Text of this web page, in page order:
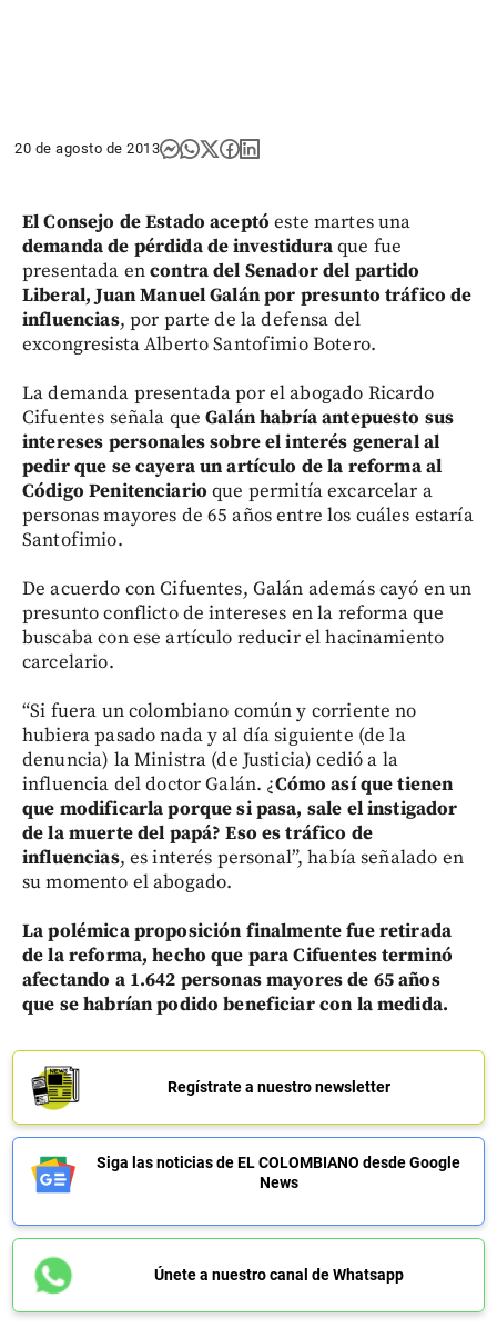
20 de agosto de 2013
El Consejo de Estado aceptó este martes una
demanda de pérdida de investiduraque fue
presentada encontra del Senador del partido
Liberal, Juan Manuel Galán por presunto tráfico de
influencias, por parte de la defensa del
excongresista Alberto Santofimio Botero.
La demanda presentada por el abogado Ricardo
Cifuentes señala queGalán habría antepuesto sus
intereses personales sobre el interés general al
pedir que se cayera un artículo de la reforma al
Código Penitenciario que permitía excarcelar a
personas mayores de 65 años entre los cuáles estaría
Santofimio.
De acuerdo con Cifuentes, Galán además cayó en un
presunto conflicto de intereses en la reforma que
buscaba con ese artículo reducir el hacinamiento
carcelario.
“Si fuera un colombiano común y corriente no
hubiera pasado nada y al día siguiente (de la
denuncia) la Ministra (de Justicia) cedió a la
influencia del doctor Galán. ¿Cómo así que tienen
que modificarla porque si pasa, sale el instigador
de la muerte del papá? Eso es tráfico de
influencias, es interés personal”, había señalado en
su momento el abogado.
La polémica proposición finalmente fue retirada
de la reforma, hecho que para Cifuentes terminó
afectando a 1.642 personas mayores de 65 años
que se habrían podido beneficiar con la medida.
Regístrate a nuestro newsletter
Siga las noticias de EL COLOMBIANO desde Google
News
Únete a nuestro canal de Whatsapp